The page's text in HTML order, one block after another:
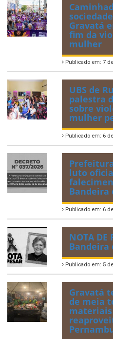
Gravatá
fim da
mulher
Publicado em: 7
UBS de
palestra
sobre
mulher
Publicado em: 6
luto
Bandeira
Publicado em: 6
NOTA DE
Bandeira
Publicado em: 5
Gravatá
de meia